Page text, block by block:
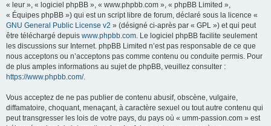
« leur », « logiciel phpBB », « www.phpbb.com », « phpBB Limited »,
« Équipes phpBB ») qui est un script libre de forum, déclaré sous la licence «
GNU General Public License v2 » (désigné ci-après par « GPL ») et qui peut
être téléchargé depuis www.phpbb.com. Le logiciel phpBB facilite seulement
les discussions sur Internet. phpBB Limited n’est pas responsable de ce que
nous acceptons ou n’acceptons pas comme contenu ou conduite permis. Pour
de plus amples informations au sujet de phpBB, veuillez consulter :
https://www.phpbb.com/.
Vous acceptez de ne pas publier de contenu abusif, obscène, vulgaire,
diffamatoire, choquant, menaçant, à caractère sexuel ou tout autre contenu qui
peut transgresser les lois de votre pays, du pays où « umm-passion.com » est